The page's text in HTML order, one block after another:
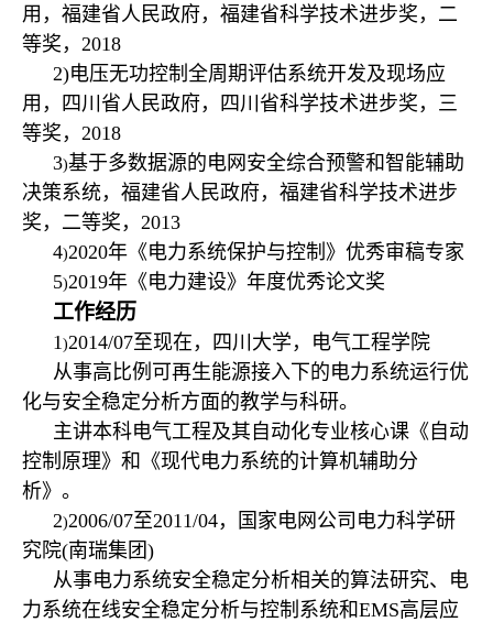
用，福建省人民政府，福建省科学技术进步奖，二
等奖，2018
2)电压无功控制全周期评估系统开发及现场应
用，四川省人民政府，四川省科学技术进步奖，三
等奖，2018
3)基于多数据源的电网安全综合预警和智能辅助
决策系统，福建省人民政府，福建省科学技术进步
奖，二等奖，2013
4)2020年《电力系统保护与控制》优秀审稿专家
5)2019年《电力建设》年度优秀论文奖
工作经历
1 )2014/07至现在，四川大学，电气工程学院
从事高比例可再生能源接入下的电力系统运行优
化与安全稳定分析方面的教学与科研。
主讲本科电气工程及其自动化专业核心课《自动
控制原理》和《现代电力系统的计算机辅助分
析》。
2)2006/07至2011/04，国家电网公司电力科学研
究院(南瑞集团)
从事电力系统安全稳定分析相关的算法研究、电
力系统在线安全稳定分析与控制系统和EMS高层应